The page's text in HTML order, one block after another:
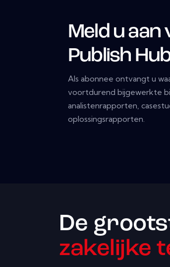
Meld u aan
Publish
Als abonnee ontvangt u
voortdurend bijgewerkte
analistenrapporten,
oplossingsrapporten.
De
zakelijke